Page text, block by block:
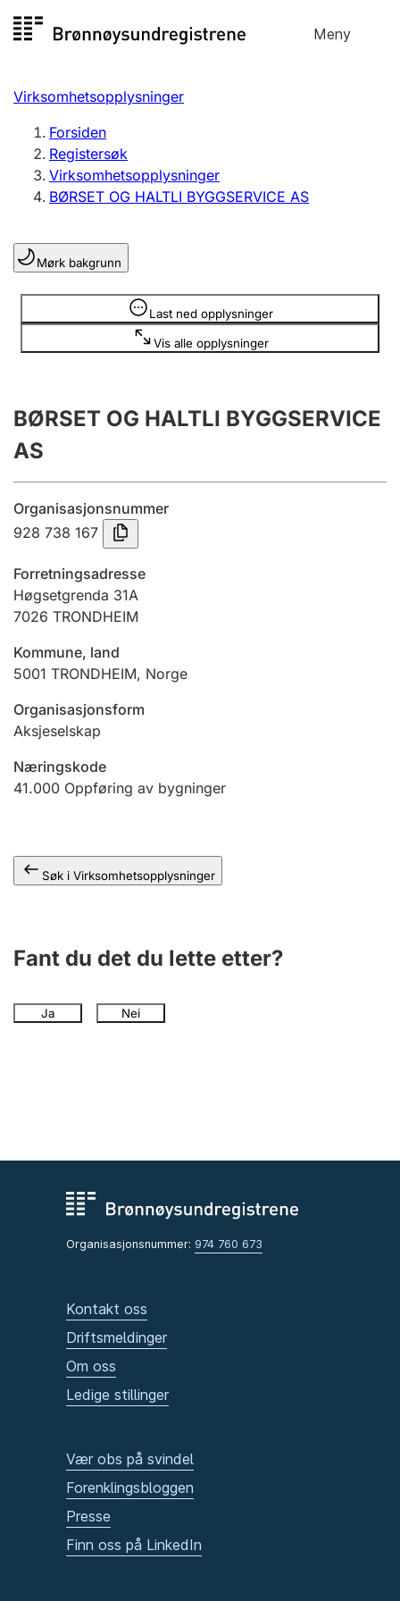
til
Meny
Registersøk
Aksjeselskap
Enkeltpersonforetak
Registrere, endre, slette
Lag og forening
Registrere, endre, slette
Årsregnskap
Innsending og forsinkelsesgebyr
Tinglysing
Jeger
Betaling og jegeravgiftskort
Ektepaktveileder
Offentlig sektor
Virksomhetsopplysninger
Forsiden
Registersøk
Virksomhetsopplysninger
BØRSET OG HALTLI BYGGSERVICE AS
Mørk bakgrunn
Last ned opplysninger
Vis alle opplysninger
Opplysninger er skjult
BØRSET OG HALTLI BYGGSERVICE
AS
Organisasjonsnummer
928 738 167
Forretningsadresse
Høgsetgrenda 31A
7026 TRONDHEIM
Kommune, land
5001 TRONDHEIM, Norge
Organisasjonsform
Aksjeselskap
Næringskode
41.000 Oppføring av bygninger
Søk i Virksomhetsopplysninger
Fant du det du lette etter?
Ja Nei
Organisasjonsnummer: 974 760 673
Kontakt oss
Driftsmeldinger
Om oss
Ledige stillinger
Vær obs på svindel
Forenklingsbloggen
Presse
Finn oss på LinkedIn